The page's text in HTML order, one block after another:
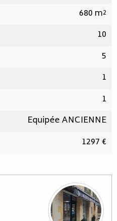
680 m²
10
5
1
1
Equipée ANCIENNE
1297 €